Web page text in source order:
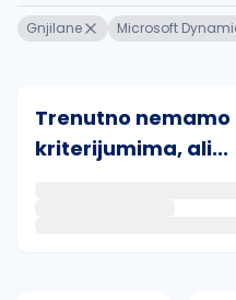
Gnjilane Microsoft
Trenutno nemamo
kriterijumima, ali...